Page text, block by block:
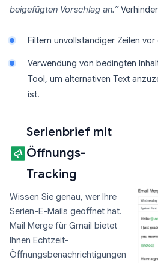
beigefügten Vorschlag an.”
Filtern unvollständiger Zeilen
Verwendung von bedingten
Tool, um alternativen Text
ist.
Serienbrief mit
Öffnungs-
Tracking
Wissen Sie genau, wer Ihre
Serien-E-Mails geöffnet hat.
Mail Merge für Gmail bietet
Ihnen Echtzeit-
Öffnungsbenachrichtigungen